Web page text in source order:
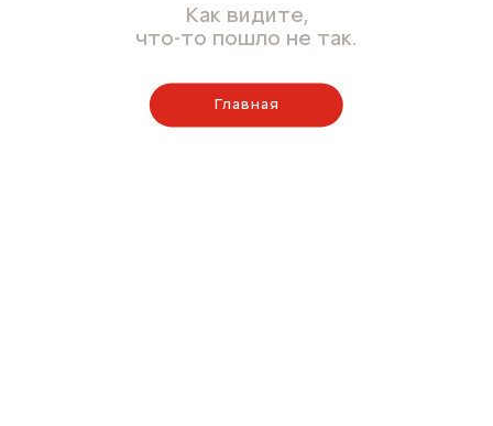
Как видите,
что-то пошло не так.
Главная